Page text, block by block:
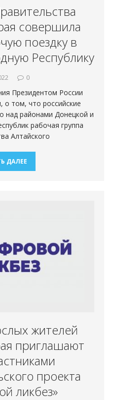
совершила
поездку в
Республику
0
Президентом России
том, что российские
над районами Донецкой и
рабочая группа
Алтайского
ДАЛЕЕ
жителей
приглашают
проекта
ликбез»